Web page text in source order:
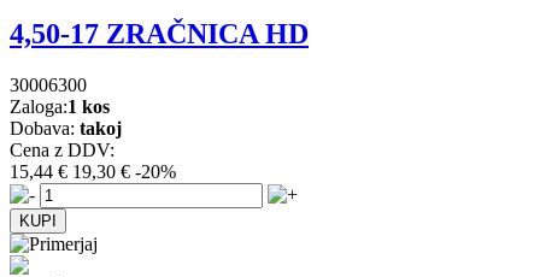
4,50-17 ZRAČNICA HD
30006300
Zaloga:1 kos
Dobava: takoj
Cena z DDV:
15,44 € 19,30 € -20%